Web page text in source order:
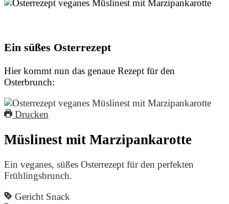
Ein süßes Osterrezept
Hier kommt nun das genaue Rezept für den
Osterbrunch:
Drucken
Müslinest mit Marzipankarotte
Ein veganes, süßes Osterrezept für den perfekten
Frühlingsbrunch.
Gericht Snack